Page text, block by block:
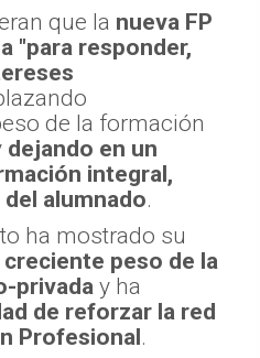
que la nueva FP
"para responder,
de la formación
dejando en un
integral,
alumnado.
ha mostrado su
peso de la
privada y ha
de reforzar la red
Profesional.